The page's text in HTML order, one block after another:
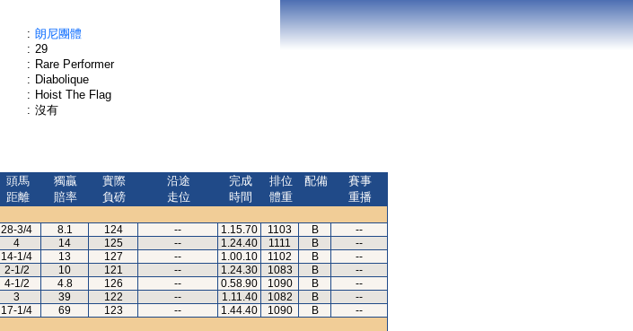
: 朗尼團體
: 29
: Rare Performer
: Diabolique
: Hoist The Flag
: 沒有
頭馬
距離
獨贏
賠率
實際
負磅
沿途
走位
完成
時間
排位
體重
配備
賽事
重播
28-3/4 8.1 124 -- 1.15.70 1103 B
--
4 14 125 -- 1.24.40 1111 B
--
14-1/4 13 127 -- 1.00.10 1102 B
--
2-1/2 10 121 -- 1.24.30 1083 B
--
4-1/2 4.8 126 -- 0.58.90 1090 B
--
3 39 122 -- 1.11.40 1082 B
--
17-1/4 69 123 -- 1.44.40 1090 B
--